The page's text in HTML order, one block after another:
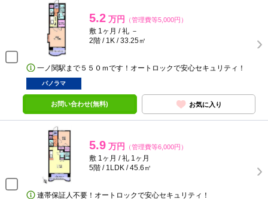
5.2 万円 （管理費等5,000円）
敷 1ヶ月 / 礼 －
2階 / 1K / 33.25㎡
一ノ関駅まで５５０ｍです！オートロックで安心セキュリティ！
パノラマ
お問い合わせ(無料) お気に入り
5.9 万円 （管理費等6,000円）
敷 1ヶ月 / 礼 1ヶ月
5階 / 1LDK / 45.6㎡
連帯保証人不要！オートロックで安心セキュリティ！